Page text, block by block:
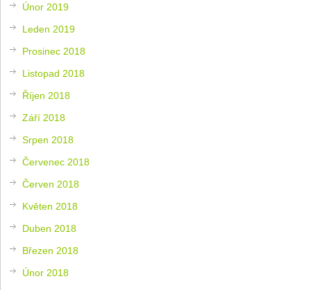
Únor 2019
Leden 2019
Prosinec 2018
Listopad 2018
Říjen 2018
Září 2018
Srpen 2018
Červenec 2018
Červen 2018
Květen 2018
Duben 2018
Březen 2018
Únor 2018